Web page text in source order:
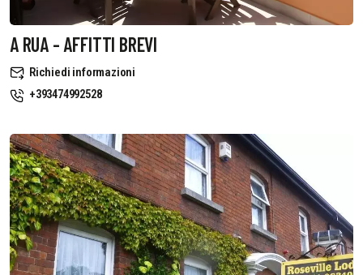
A RUA - AFFITTI BREVI
Richiedi informazioni
+393474992528